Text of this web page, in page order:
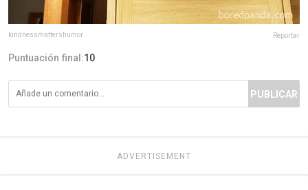
kindnessmattershumor Reportar
Puntuación final:10
PUBLICAR
ADVERTISEMENT